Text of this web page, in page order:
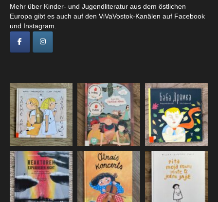
Mehr über Kinder- und Jugendliteratur aus dem östlichen
Europa gibt es auch auf den ViVaVostok-Kanälen auf Facebook
und Instagram.